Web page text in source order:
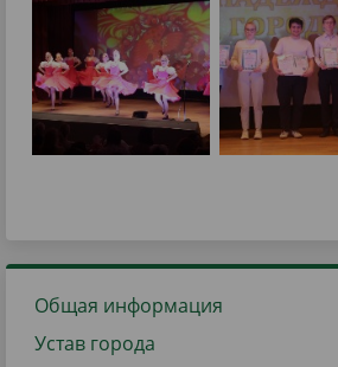
Общая информация
Устав города